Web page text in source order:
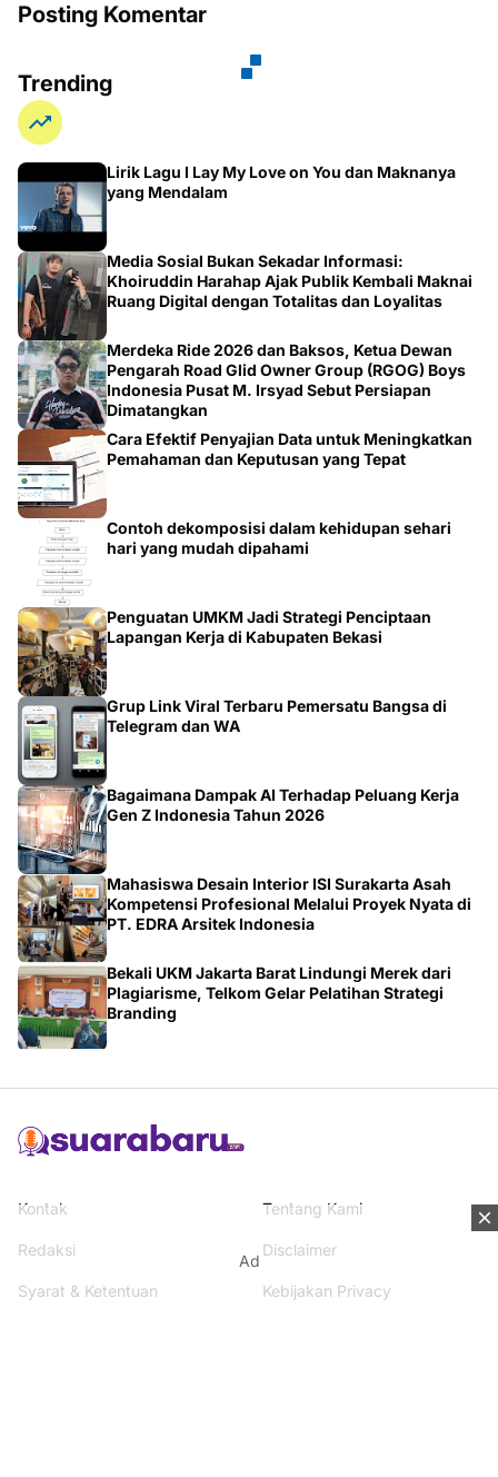
Posting Komentar
Trending
Lirik Lagu I Lay My Love on You dan Maknanya
yang Mendalam
Media Sosial Bukan Sekadar Informasi:
Khoiruddin Harahap Ajak Publik Kembali Maknai
Ruang Digital dengan Totalitas dan Loyalitas
Merdeka Ride 2026 dan Baksos, Ketua Dewan
Pengarah Road Glid Owner Group (RGOG) Boys
Indonesia Pusat M. Irsyad Sebut Persiapan
Dimatangkan
Cara Efektif Penyajian Data untuk Meningkatkan
Pemahaman dan Keputusan yang Tepat
Contoh dekomposisi dalam kehidupan sehari
hari yang mudah dipahami
Penguatan UMKM Jadi Strategi Penciptaan
Lapangan Kerja di Kabupaten Bekasi
Grup Link Viral Terbaru Pemersatu Bangsa di
Telegram dan WA
Bagaimana Dampak AI Terhadap Peluang Kerja
Gen Z Indonesia Tahun 2026
Mahasiswa Desain Interior ISI Surakarta Asah
Kompetensi Profesional Melalui Proyek Nyata di
PT. EDRA Arsitek Indonesia
Bekali UKM Jakarta Barat Lindungi Merek dari
Plagiarisme, Telkom Gelar Pelatihan Strategi
Branding
Ad
Kontak Tentang Kami
Redaksi Disclaimer
Syarat & Ketentuan Kebijakan Privacy